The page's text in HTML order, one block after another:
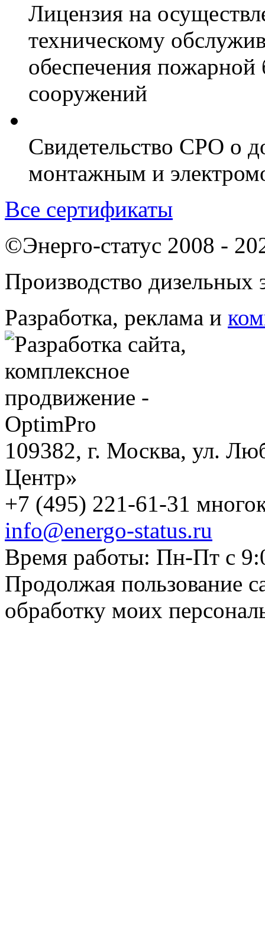
Лицензия на
техническому
обеспечения пожарной
сооружений
Свидетельство СРО о
монтажным и
Все сертификаты
©Энерго-статус 2008 -
Производство дизельных
Разработка, реклама и
109382, г. Москва, ул.
Центр»
+7 (495) 221-61-31
info@energo-status.ru
Время работы: Пн-Пт с
Продолжая пользование
обработку моих